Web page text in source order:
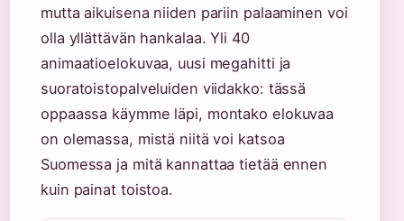
mutta aikuisena niiden pariin palaaminen voi
olla yllättävän hankalaa. Yli 40
animaatioelokuvaa, uusi megahitti ja
suoratoistopalveluiden viidakko: tässä
oppaassa käymme läpi, montako elokuvaa
on olemassa, mistä niitä voi katsoa
Suomessa ja mitä kannattaa tietää ennen
kuin painat toistoa.